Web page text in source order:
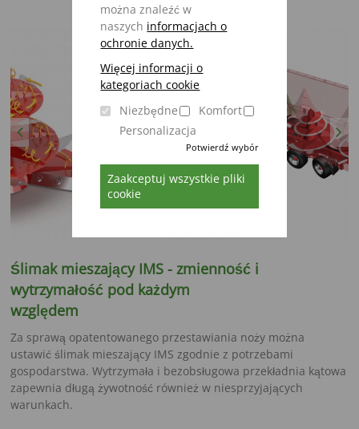
można znaleźć w
naszych informacjach o
ochronie danych.
Więcej informacji o
kategoriach cookie
Niezbędne
Komfort
Personalizacja
Potwierdź wybór
Zaakceptuj wszystkie pliki
cookie
Previous
Ślimak mieszający IMS - zmienność i
wytrzymałość pod każdym
względem
Za sprawą opatentowanego przestawiania noży można
ustawić ślimak mieszający IMS zgodnie z potrzebami
gospodarstwa. Wytrzymała i bezobsługowa przekładnia kątowa
zapewnia długą żywotność również w niesprzyjających
warunkach.